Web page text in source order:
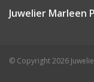
Juwelier Marleen
© Copyright 2026